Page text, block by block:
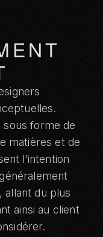
forme de
matières et de
l’intention
allant du plus
ainsi au client